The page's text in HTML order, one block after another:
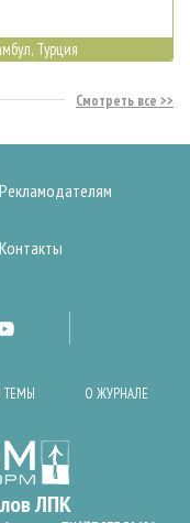
Турция
Смотреть все
Рекламодателям
Контакты
ТЕМЫ О ЖУРНАЛЕ